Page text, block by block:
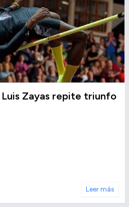
Zayas repite triunfo
Leer más